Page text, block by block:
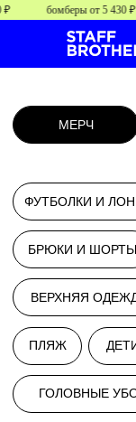
бомберы от 5 430 ₽
ФУТБОЛКИ И ЛОНГСЛИВЫ
ГОЛОВНЫЕ УБОРЫ
ДЕТИ
ПЛЯЖ